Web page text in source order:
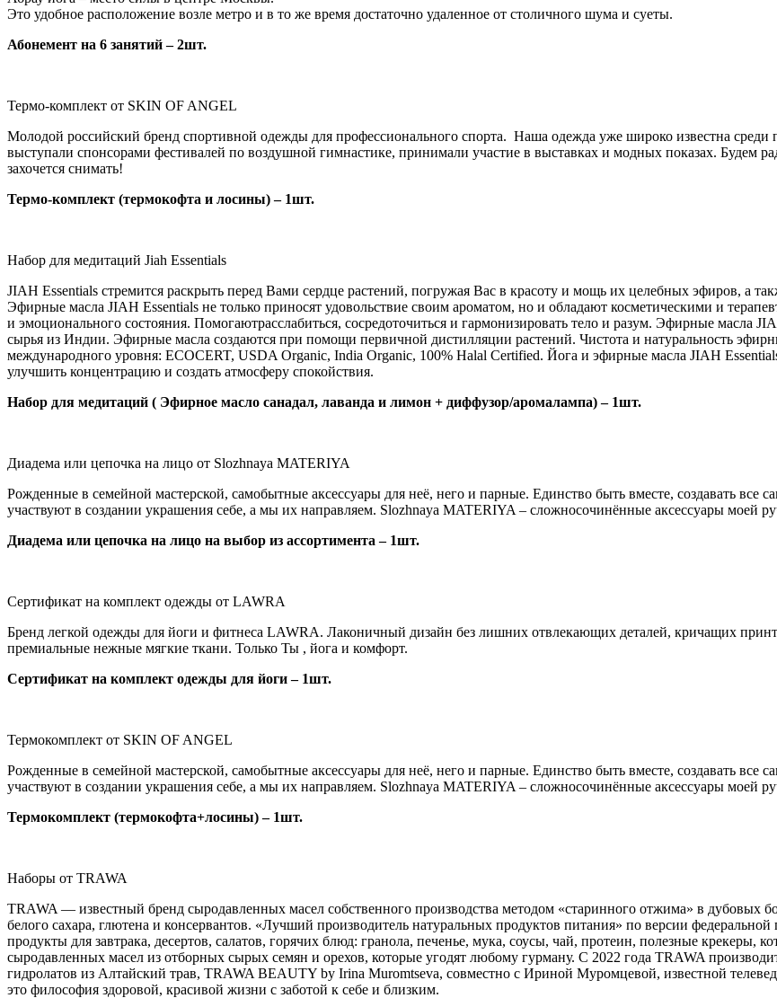
Это удобное расположение возле метро и в то же время достаточно удаленное от столичного шума и суеты.
Абонемент на 6 занятий – 2шт.
Термо-комплект от SKIN OF ANGEL
Молодой российский бренд спортивной одежды для профессионального спорта. Наша одежда уже широко известна
выступали спонсорами фестивалей по воздушной гимнастике, принимали участие в выставках и модных показах. Будем
захочется снимать!
Термо-комплект (термокофта и лосины) – 1шт.
Набор для медитаций Jiah Essentials
JIAH Essentials стремится раскрыть перед Вами сердце растений, погружая Вас в красоту и мощь их целебных эфиров, а
Эфирные масла JIAH Essentials не только приносят удовольствие своим ароматом, но и обладают косметическими и
и эмоционального состояния. Помогаютрасслабиться, сосредоточиться и гармонизировать тело и разум. Эфирные масла
сырья из Индии. Эфирные масла создаются при помощи первичной дистилляции растений. Чистота и натуральность
международного уровня: ECOCERT, USDA Organic, India Organic, 100% Halal Certified. Йога и эфирные масла JIAH
улучшить концентрацию и создать атмосферу спокойствия.
Набор для медитаций ( Эфирное масло санадал, лаванда и лимон + диффузор/аромалампа) – 1шт.
Диадема или цепочка на лицо от Slozhnaya MATERIYA
Рожденные в семейной мастерской, самобытные аксессуары для неё, него и парные. Единство быть вместе, создавать все
участвуют в создании украшения себе, а мы их направляем. Slozhnaya MATERIYA – сложносочинённые аксессуары
Диадема или цепочка на лицо на выбор из ассортимента – 1шт.
Сертификат на комплект одежды от LAWRA
Бренд легкой одежды для йоги и фитнеса LAWRA. Лаконичный дизайн без лишних отвлекающих деталей, кричащих
премиальные нежные мягкие ткани. Только Ты , йога и комфорт.
Сертификат на комплект одежды для йоги – 1шт.
Термокомплект от SKIN OF ANGEL
Рожденные в семейной мастерской, самобытные аксессуары для неё, него и парные. Единство быть вместе, создавать все
участвуют в создании украшения себе, а мы их направляем. Slozhnaya MATERIYA – сложносочинённые аксессуары
Термокомплект (термокофта+лосины) – 1шт.
Наборы от TRAWA
TRAWA — известный бренд сыродавленных масел собственного производства методом «старинного отжима» в дубовых
белого сахара, глютена и консервантов. «Лучший производитель натуральных продуктов питания» по версии
продукты для завтрака, десертов, салатов, горячих блюд: гранола, печенье, мука, соусы, чай, протеин, полезные
сыродавленных масел из отборных сырых семян и орехов, которые угодят любому гурману. С 2022 года TRAWA
гидролатов из Алтайский трав, TRAWA BEAUTY by Irina Muromtseva, совместно с Ириной Муромцевой, известной
это философия здоровой, красивой жизни с заботой к себе и близким.